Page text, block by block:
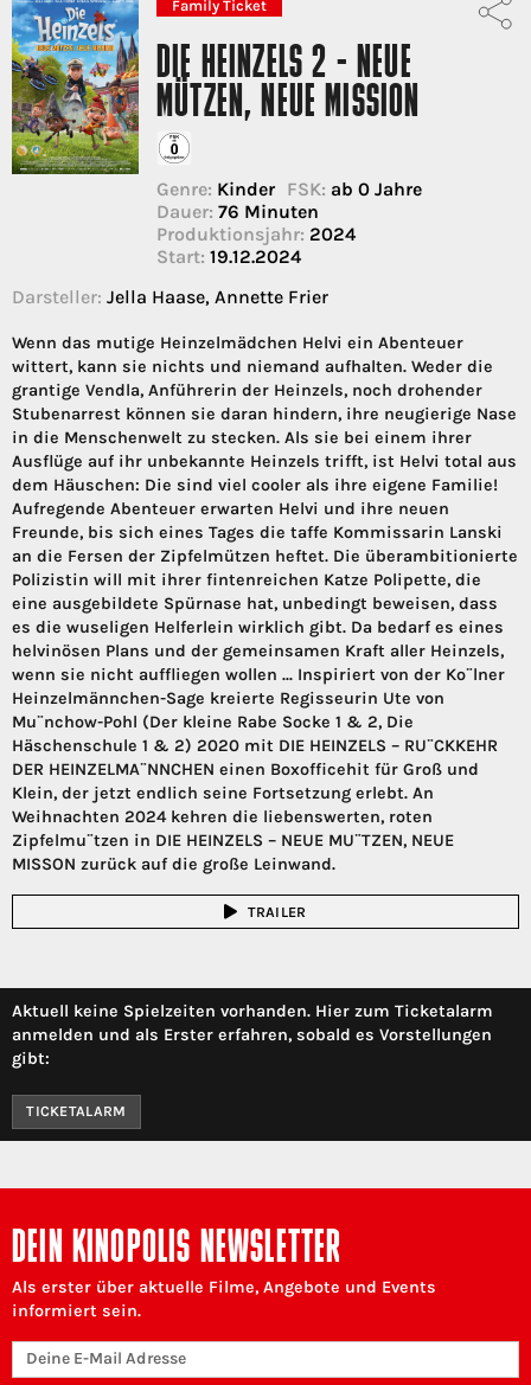
Family Ticket
DIE HEINZELS 2 - NEUE
MÜTZEN, NEUE MISSION
Genre: Kinder FSK: ab 0 Jahre
Dauer: 76 Minuten
Produktionsjahr: 2024
Start: 19.12.2024
Darsteller: Jella Haase, Annette Frier
Wenn das mutige Heinzelmädchen Helvi ein Abenteuer
wittert, kann sie nichts und niemand aufhalten. Weder die
grantige Vendla, Anführerin der Heinzels, noch drohender
Stubenarrest können sie daran hindern, ihre neugierige Nase
in die Menschenwelt zu stecken. Als sie bei einem ihrer
Ausflüge auf ihr unbekannte Heinzels trifft, ist Helvi total aus
dem Häuschen: Die sind viel cooler als ihre eigene Familie!
Aufregende Abenteuer erwarten Helvi und ihre neuen
Freunde, bis sich eines Tages die taffe Kommissarin Lanski
an die Fersen der Zipfelmützen heftet. Die überambitionierte
Polizistin will mit ihrer fintenreichen Katze Polipette, die
eine ausgebildete Spürnase hat, unbedingt beweisen, dass
es die wuseligen Helferlein wirklich gibt. Da bedarf es eines
helvinösen Plans und der gemeinsamen Kraft aller Heinzels,
wenn sie nicht auffliegen wollen ... Inspiriert von der Ko¨lner
Heinzelmännchen-Sage kreierte Regisseurin Ute von
Mu¨nchow-Pohl (Der kleine Rabe Socke 1 & 2, Die
Häschenschule 1 & 2) 2020 mit DIE HEINZELS – RU¨CKKEHR
DER HEINZELMA¨NNCHEN einen Boxofficehit für Groß und
Klein, der jetzt endlich seine Fortsetzung erlebt. An
Weihnachten 2024 kehren die liebenswerten, roten
Zipfelmu¨tzen in DIE HEINZELS – NEUE MU¨TZEN, NEUE
MISSON zurück auf die große Leinwand.
TRAILER
Aktuell keine Spielzeiten vorhanden. Hier zum Ticketalarm
anmelden und als Erster erfahren, sobald es Vorstellungen
gibt:
TICKETALARM
DEIN KINOPOLIS NEWSLETTER
Als erster über aktuelle Filme, Angebote und Events
informiert sein.